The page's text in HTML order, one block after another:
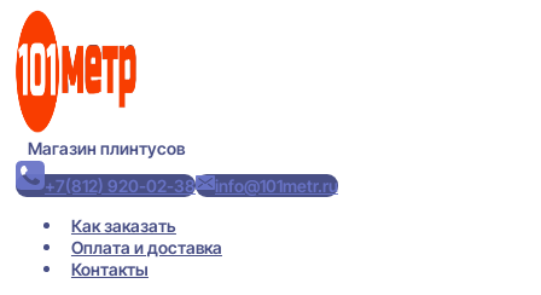
Перейти
содержимому
Магазин плинтусов
+7(812) 920-02-38
info@101metr.ru
Как заказать
Оплата и доставка
Контакты